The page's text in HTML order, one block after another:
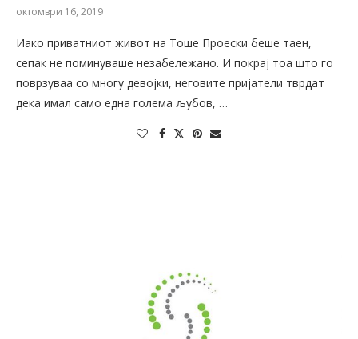
октомври 16, 2019
Иако приватниот живот на Тоше Проески беше таен,
сепак не поминуваше незабележано. И покрај тоа што го
поврзуваа со многу девојки, неговите пријатели тврдат
дека имал само една голема љубов, …